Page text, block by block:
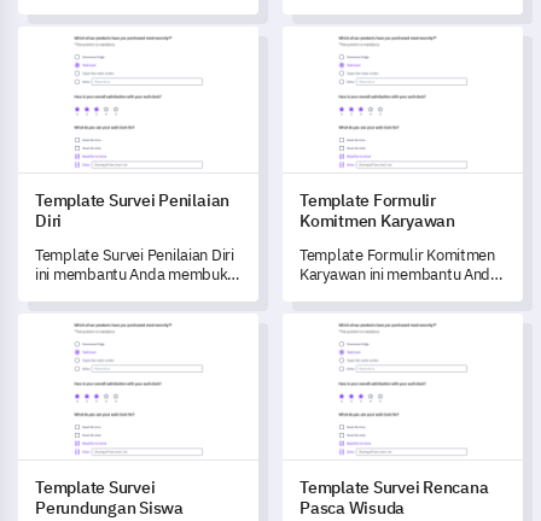
penting tentang keterlibatan
dan pengalaman pengguna di
Aplikasi Astrologi Anda.
program pendidikan Anda dan
memahami persepsi peserta.
Template Survei Penilaian Diri
Template Survei Penilaian
Diri
Template Survei Penilaian Diri
ini membantu Anda membuka
dengan menawarkan evaluasi
menyeluruh tentang
keterampilan dan tujuan
Template Formulir Komitmen
Template Formulir
Komitmen Karyawan
Template Formulir Komitmen
Karyawan ini membantu Anda
tingkat loyalitas dan kepuasan
kerja tenaga kerja Anda,
membuka wawasan berharga
untuk mendorong perbaikan.
Template Survei Perundungan Siswa
Template Survei
Perundungan Siswa
Template Survei Rencana
Template Survei Rencana
Pasca Wisuda